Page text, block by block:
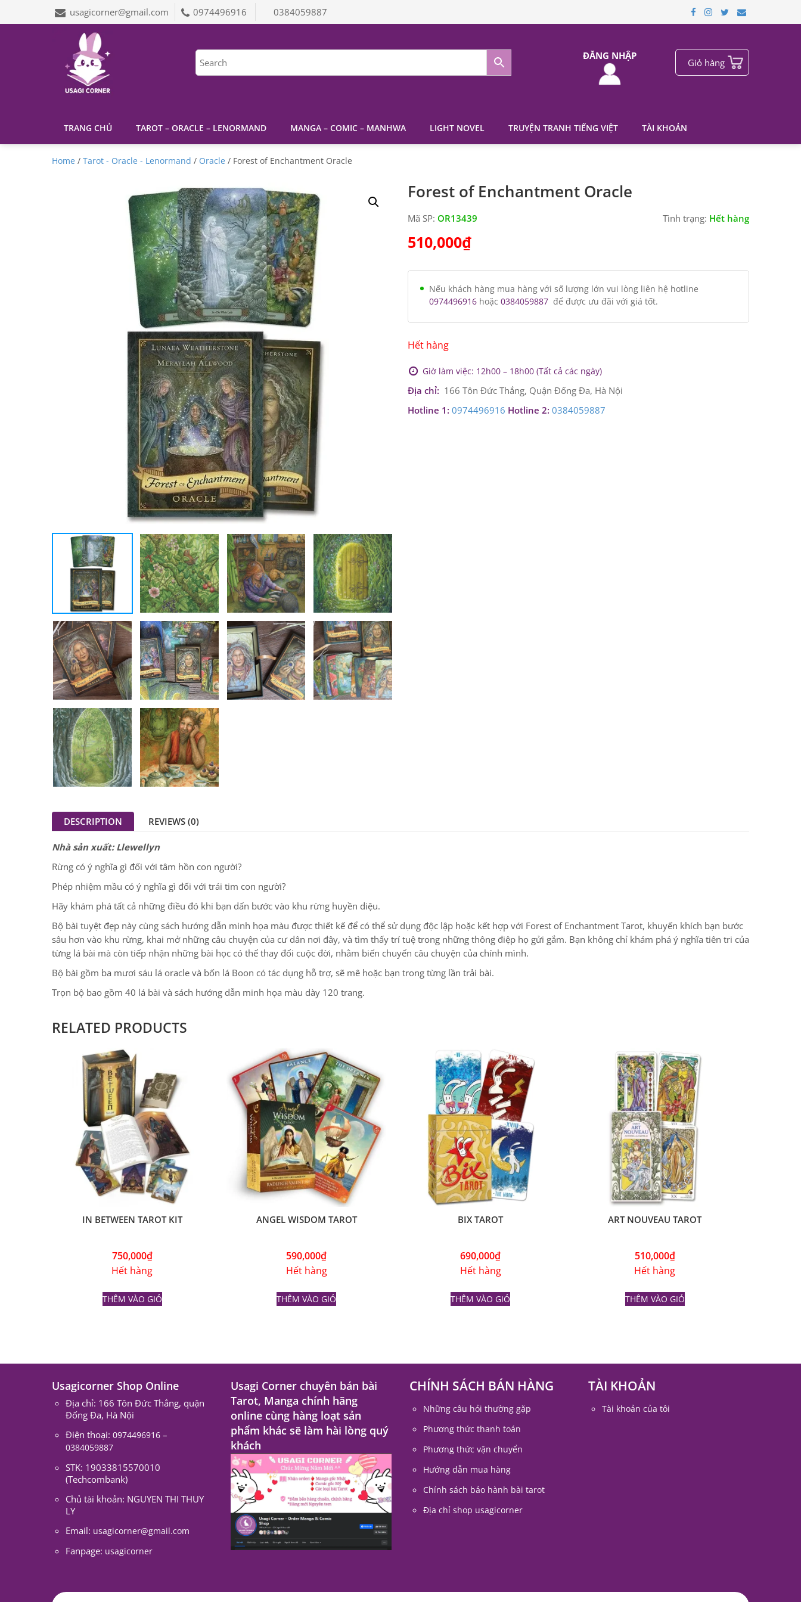
usagicorner@gmail.com 0974496916 0384059887
Giỏ hàng
ĐĂNG NHẬP
TRANG CHỦ TAROT – ORACLE – LENORMAND MANGA – COMIC – MANHWA LIGHT NOVEL TRUYỆN TRANH TIẾNG VIỆT TÀI KHOẢN
Home / Tarot - Oracle - Lenormand / Oracle / Forest of Enchantment Oracle
Forest of Enchantment Oracle
Mã SP: OR13439 Tình trạng: Hết hàng
510,000₫
Nếu khách hàng mua hàng với số lượng lớn vui lòng liên hệ hotline
0974496916hoặc 0384059887để được ưu đãi với giá tốt.
Hết hàng
Giờ làm việc: 12h00 – 18h00 (Tất cả các ngày)
Địa chỉ: 166 Tôn Đức Thắng, Quận Đống Đa, Hà Nội
Hotline 1: 0974496916 Hotline 2: 0384059887
DESCRIPTION REVIEWS (0)
Nhà sản xuất: Llewellyn
Rừng có ý nghĩa gì đối với tâm hồn con người?
Phép nhiệm mầu có ý nghĩa gì đối với trái tim con người?
Hãy khám phá tất cả những điều đó khi bạn dấn bước vào khu rừng huyền diệu.
Bộ bài tuyệt đẹp này cùng sách hướng dẫn minh họa màu được thiết kế để có thể sử dụng độc lập hoặc kết hợp với Forest of Enchantment Tarot, khuyến khích bạn bước
sâu hơn vào khu rừng, khai mở những câu chuyện của cư dân nơi đây, và tìm thấy trí tuệ trong những thông điệp họ gửi gắm. Bạn không chỉ khám phá ý nghĩa tiên tri của
từng lá bài mà còn tiếp nhận những bài học có thể thay đổi cuộc đời, nhằm biến chuyển câu chuyện của chính mình.
Bộ bài gồm ba mươi sáu lá oracle và bốn lá Boon có tác dụng hỗ trợ, sẽ mê hoặc bạn trong từng lần trải bài.
Trọn bộ bao gồm 40 lá bài và sách hướng dẫn minh họa màu dày 120 trang.
RELATED PRODUCTS
IN BETWEEN TAROT KIT
750,000₫
Hết hàng
THÊM VÀO GIỎ
ANGEL WISDOM TAROT
590,000₫
Hết hàng
THÊM VÀO GIỎ
BIX TAROT
690,000₫
Hết hàng
THÊM VÀO GIỎ
ART NOUVEAU TAROT
510,000₫
Hết hàng
THÊM VÀO GIỎ
Usagicorner Shop Online
Địa chỉ: 166 Tôn Đức Thắng, quận
Đống Đa, Hà Nội
Điện thoại: 0974496916 –
0384059887
STK: 19033815570010
(Techcombank)
Chủ tài khoản: NGUYEN THI THUY
LY
Email: usagicorner@gmail.com
Fanpage: usagicorner
Usagi Corner chuyên bán bài
Tarot, Manga chính hãng
online cùng hàng loạt sản
phẩm khác sẽ làm hài lòng quý
khách
CHÍNH SÁCH BÁN HÀNG
Những câu hỏi thường gặp
Phương thức thanh toán
Phương thức vận chuyển
Hướng dẫn mua hàng
Chính sách bảo hành bài tarot
Địa chỉ shop usagicorner
TÀI KHOẢN
Tài khoản của tôi